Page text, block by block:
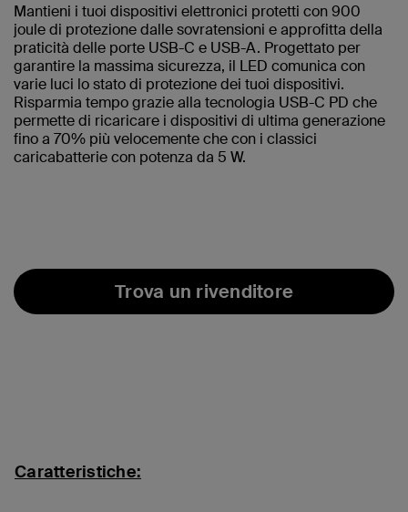
Mantieni i tuoi dispositivi elettronici protetti con 900
joule di protezione dalle sovratensioni e approfitta della
praticità delle porte USB-C e USB-A. Progettato per
garantire la massima sicurezza, il LED comunica con
varie luci lo stato di protezione dei tuoi dispositivi.
Risparmia tempo grazie alla tecnologia USB-C PD che
permette di ricaricare i dispositivi di ultima generazione
fino a 70% più velocemente che con i classici
caricabatterie con potenza da 5 W.
Trova un rivenditore
Caratteristiche: